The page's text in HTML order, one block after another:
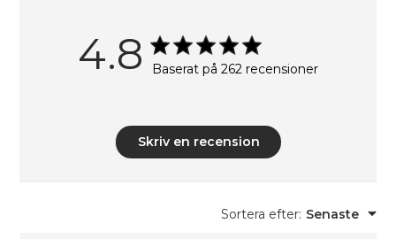
4.8 Baserat på 262 recensioner
Skriv en recension
Sortera efter: Senaste